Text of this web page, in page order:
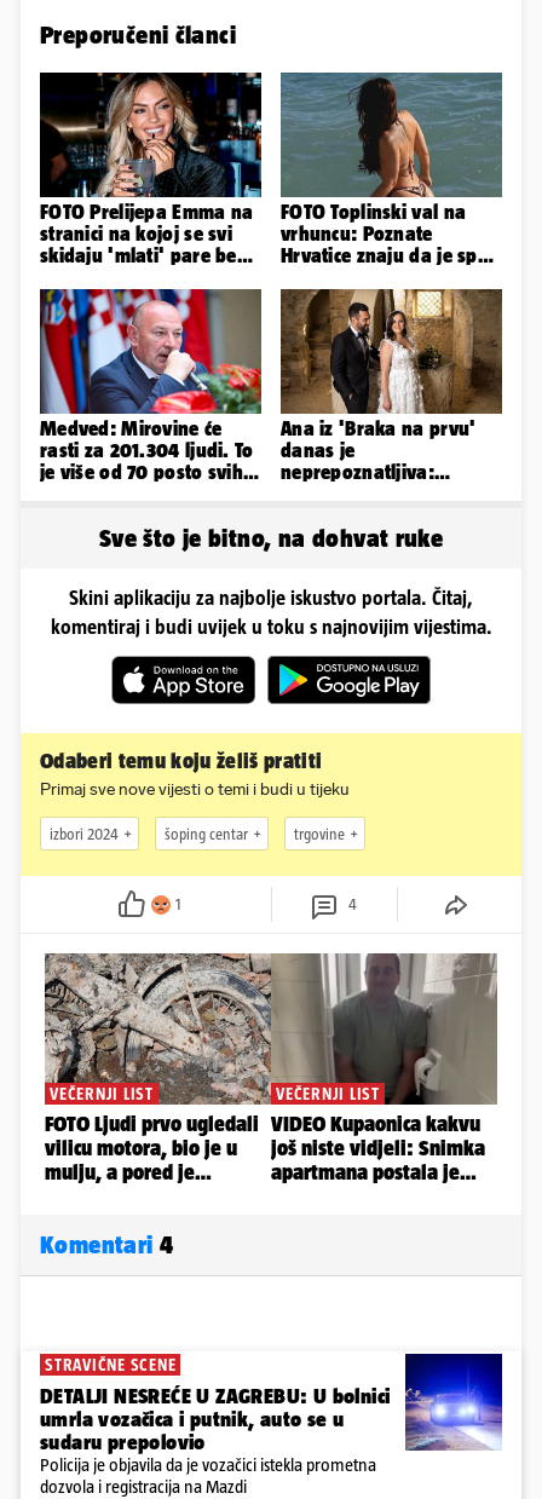
Preporučeni članci
FOTO Prelijepa Emma na
stranici na kojoj se svi
skidaju 'mlati' pare bez
FOTO Toplinski val na
vrhuncu: Poznate
Hrvatice znaju da je spas
Medved: Mirovine će
rasti za 201.304 ljudi. To
je više od 70 posto svih
Ana iz 'Braka na prvu'
danas je
neprepoznatljiva:
Sve što je bitno, na dohvat ruke
Skini aplikaciju za najbolje iskustvo portala. Čitaj,
komentiraj i budi uvijek u toku s najnovijim vijestima.
Odaberi temu koju želiš pratiti
Primaj sve nove vijesti o temi i budi u tijeku
izbori 2024 šoping centar trgovine
1 4
Komentari 4
STRAVIČNE SCENE
DETALJI NESREĆE U ZAGREBU: U bolnici
umrla vozačica i putnik, auto se u
sudaru prepolovio
Policija je objavila da je vozačici istekla prometna
dozvola i registracija na Mazdi